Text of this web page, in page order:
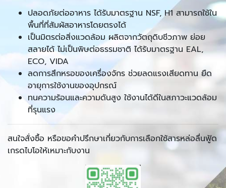
ปลอดภัยต่ออาหาร ได้รับมาตรฐาน NSF, H1 สามารถใช้ใน
พื้นที่ที่สัมผัสอาหารโดยตรงได้
เป็นมิตรต่อสิ่งแวดล้อม ผลิตจากวัตถุดิบชีวภาพ ย่อย
สลายได้ ไม่เป็นพิษต่อธรรมชาติ ได้รับมาตรฐาน EAL,
ECO, VIDA
ลดการสึกหรอของเครื่องจักร ช่วยลดแรงเสียดทาน ยืด
อายุการใช้งานของอุปกรณ์
ทนความร้อนและความดันสูง ใช้งานได้ดีในสภาวะแวดล้อม
ที่รุนแรง
สนใจสั่งซื้อ หรือขอคำปรึกษาเกี่ยวกับการเลือกใช้สารหล่อลื่นฟู้ด
เกรดไบโอให้เหมาะกับงาน